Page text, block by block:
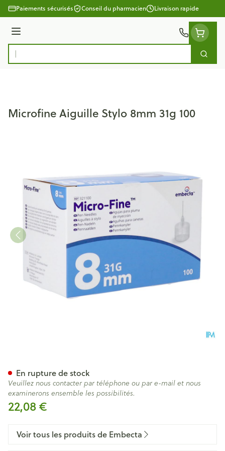
Aller au contenu
Paiements sécurisés Conseil du pharmacien Livraison rapide
Menu
Rechercher
Microfine Aiguille Stylo 8mm 31g 100
22,08 €
En rupture de stock
Veuillez nous contacter par téléphone ou par e-mail et nous
examinerons ensemble les possibilités.
Voir tous les produits de Embecta